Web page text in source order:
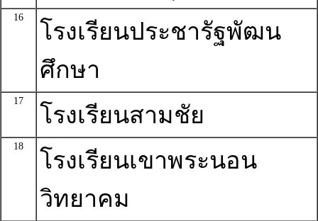
16
โรงเรียนประชารัฐพัฒน
ศึกษา
17
โรงเรียนสามชัย
18
โรงเรียนเขาพระนอน
วิทยาคม